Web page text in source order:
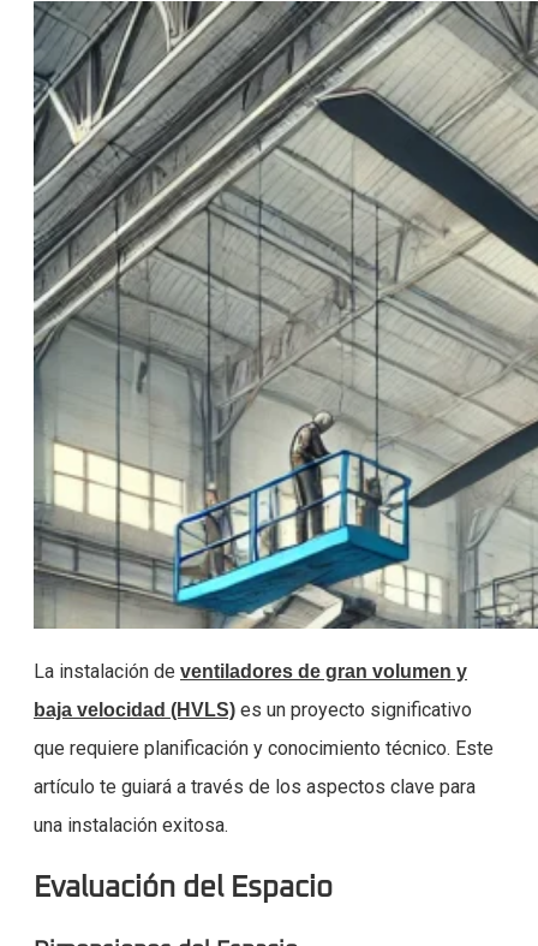
La instalación de ventiladores de gran volumen y
baja velocidad (HVLS) es un proyecto significativo
que requiere planificación y conocimiento técnico. Este
artículo te guiará a través de los aspectos clave para
una instalación exitosa.
Evaluación del Espacio